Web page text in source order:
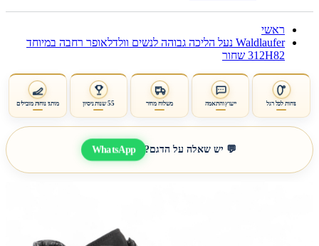
ראשי
Waldlaufer נעל הליכה גבוהה לנשים וולדלאופר רחבה במיוחד
312H82 שחור
נוחות לכל רגל ייעוץ והתאמה משלוח מהיר 55 שנות ניסיון מותגי נוחות מובילים
💬 יש שאלה על הדגם? WhatsApp